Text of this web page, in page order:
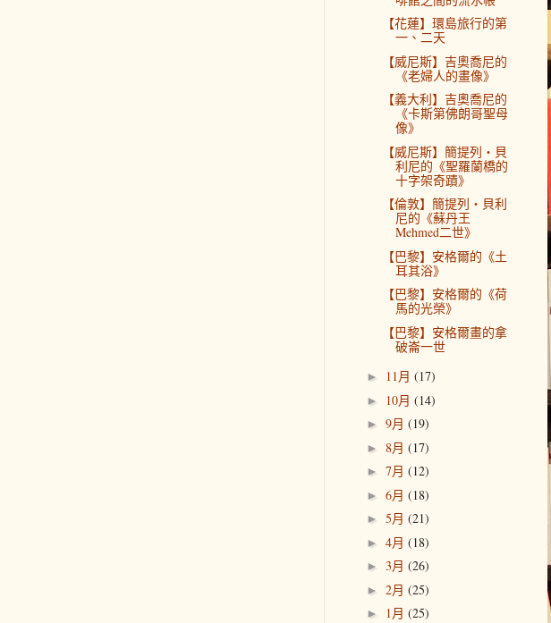
【花蓮】環島旅行的第
一、二天
【威尼斯】吉奧喬尼的
《老婦人的畫像》
【義大利】吉奧喬尼的
《卡斯第佛朗哥聖母
像》
【威尼斯】簡提列‧貝
利尼的《聖羅蘭橋的
十字架奇蹟》
【倫敦】簡提列‧貝利
尼的《蘇丹王
Mehmed二世》
【巴黎】安格爾的《土
耳其浴》
【巴黎】安格爾的《荷
馬的光榮》
【巴黎】安格爾畫的拿
破崙一世
► 11月 (17)
► 10月 (14)
► 9月 (19)
► 8月 (17)
► 7月 (12)
► 6月 (18)
► 5月 (21)
► 4月 (18)
► 3月 (26)
► 2月 (25)
► 1月 (25)